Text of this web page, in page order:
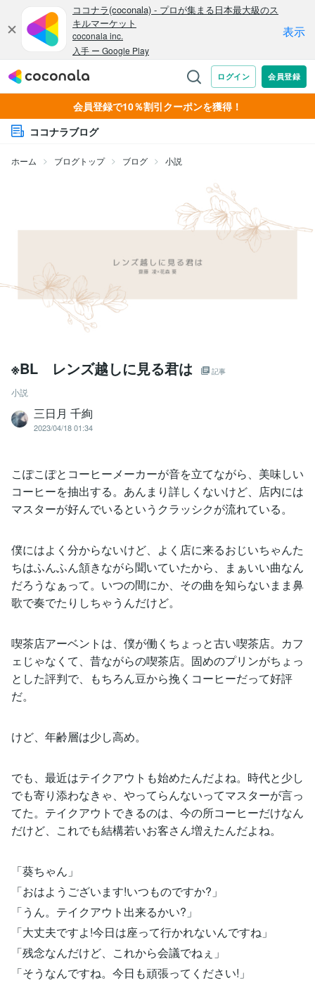
会員登録で10％割引クーポンを獲得！
ココナラブログ
ホーム ブログトップ ブログ 小説
※BL レンズ越しに見る君は 記事
小説
三日月 千絢
2023/04/18 01:34
こぽこぽとコーヒーメーカーが音を立てながら、美味しい
コーヒーを抽出する。あんまり詳しくないけど、店内には
マスターが好んでいるというクラッシクが流れている。
僕にはよく分からないけど、よく店に来るおじいちゃんた
ちはふんふん頷きながら聞いていたから、まぁいい曲なん
だろうなぁって。いつの間にか、その曲を知らないまま鼻
歌で奏でたりしちゃうんだけど。
喫茶店アーベントは、僕が働くちょっと古い喫茶店。カフ
ェじゃなくて、昔ながらの喫茶店。固めのプリンがちょっ
とした評判で、もちろん豆から挽くコーヒーだって好評
だ。
けど、年齢層は少し高め。
でも、最近はテイクアウトも始めたんだよね。時代と少し
でも寄り添わなきゃ、やってらんないってマスターが言っ
てた。テイクアウトできるのは、今の所コーヒーだけなん
だけど、これでも結構若いお客さん増えたんだよね。
「葵ちゃん」
「おはようございます!いつものですか?」
「うん。テイクアウト出来るかい?」
「大丈夫ですよ!今日は座って行かれないんですね」
「残念なんだけど、これから会議でねぇ」
「そうなんですね。今日も頑張ってください!」